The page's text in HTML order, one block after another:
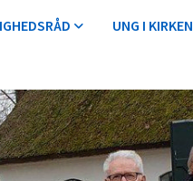
UNG I KIRKEN